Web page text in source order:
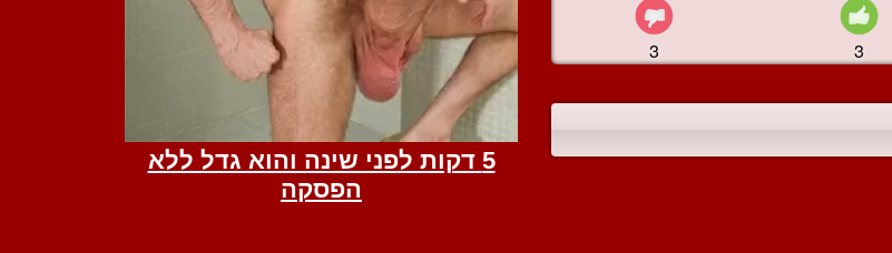
3 3